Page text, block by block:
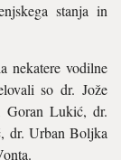
stanja in
nekatere vodilne
so dr. Jože
Goran Lukić, dr.
dr. Urban Boljka